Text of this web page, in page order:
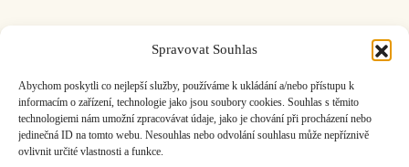
Spravovat Souhlas
Abychom poskytli co nejlepší služby, používáme k ukládání a/nebo přístupu k
informacím o zařízení, technologie jako jsou soubory cookies. Souhlas s těmito
technologiemi nám umožní zpracovávat údaje, jako je chování při procházení nebo
jedinečná ID na tomto webu. Nesouhlas nebo odvolání souhlasu může nepříznivě
ovlivnit určité vlastnosti a funkce.
Facebook
Bandcamp
Mail